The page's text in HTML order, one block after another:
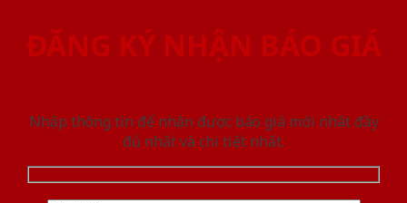
ĐĂNG KÝ NHẬN BÁO GIÁ
Nhập thông tin để nhận được báo giá mới nhât đầy
đủ nhất và chi tiết nhất.